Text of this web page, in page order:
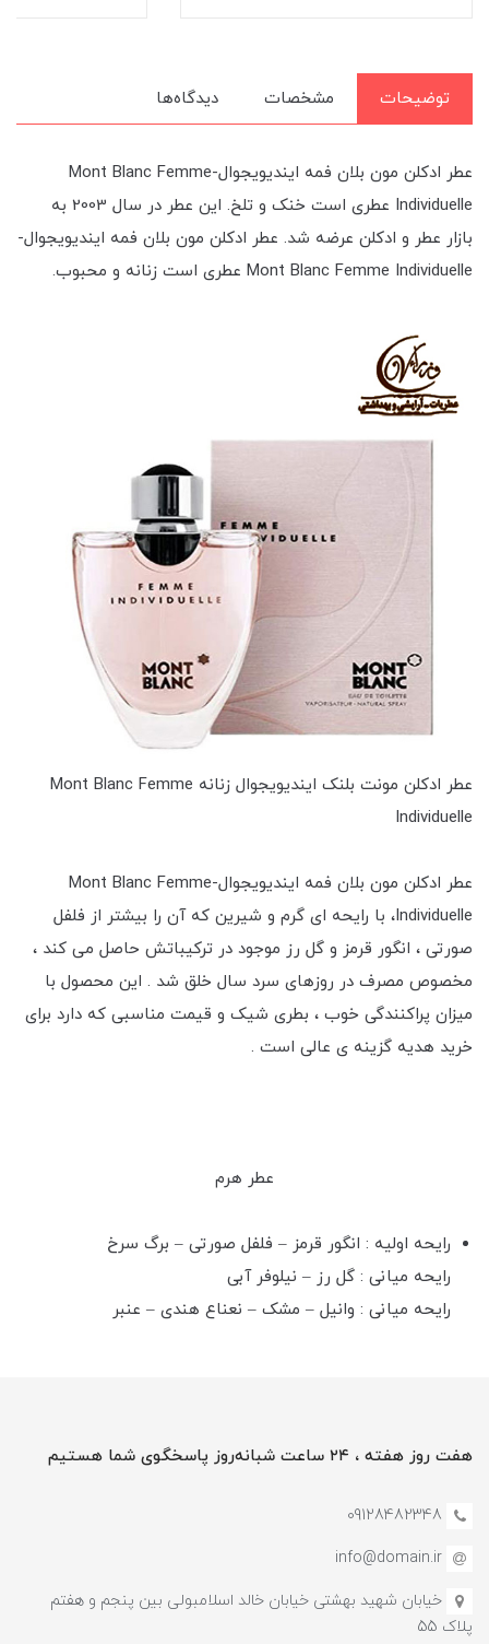
توضیحات مشخصات دیدگاه‌ها
عطر ادکلن مون بلان فمه ایندیویجوال-Mont Blanc Femme
Individuelle عطری است خنک و تلخ. این عطر در سال 2003 به
بازار عطر و ادکلن عرضه شد. عطر ادکلن مون بلان فمه ایندیویجوال-
Mont Blanc Femme Individuelle عطری است زنانه و محبوب.
عطر ادکلن مونت بلنک ایندیویجوال زنانه Mont Blanc Femme
Individuelle
عطر ادکلن مون بلان فمه ایندیویجوال-Mont Blanc Femme
Individuelle، با رایحه ای گرم و شیرین که آن را بیشتر از فلفل
صورتی ، انگور قرمز و گل رز موجود در ترکیباتش حاصل می کند ،
مخصوص مصرف در روزهای سرد سال خلق شد . این محصول با
میزان پراکنندگی خوب ، بطری شیک و قیمت مناسبی که دارد برای
خرید هدیه گزینه ی عالی است .
عطر هرم
رایحه اولیه : انگور قرمز – فلفل صورتی – برگ سرخ
رایحه میانی : گل رز – نیلوفر آبی
رایحه میانی : وانیل – مشک – نعناع هندی – عنبر
هفت روز هفته ، ۲۴ ساعت شبانه‌روز پاسخگوی شما هستیم
09128482348
info@domain.ir
خیابان شهید بهشتی خیابان خالد اسلامبولی بین پنجم و هفتم
پلاک 55